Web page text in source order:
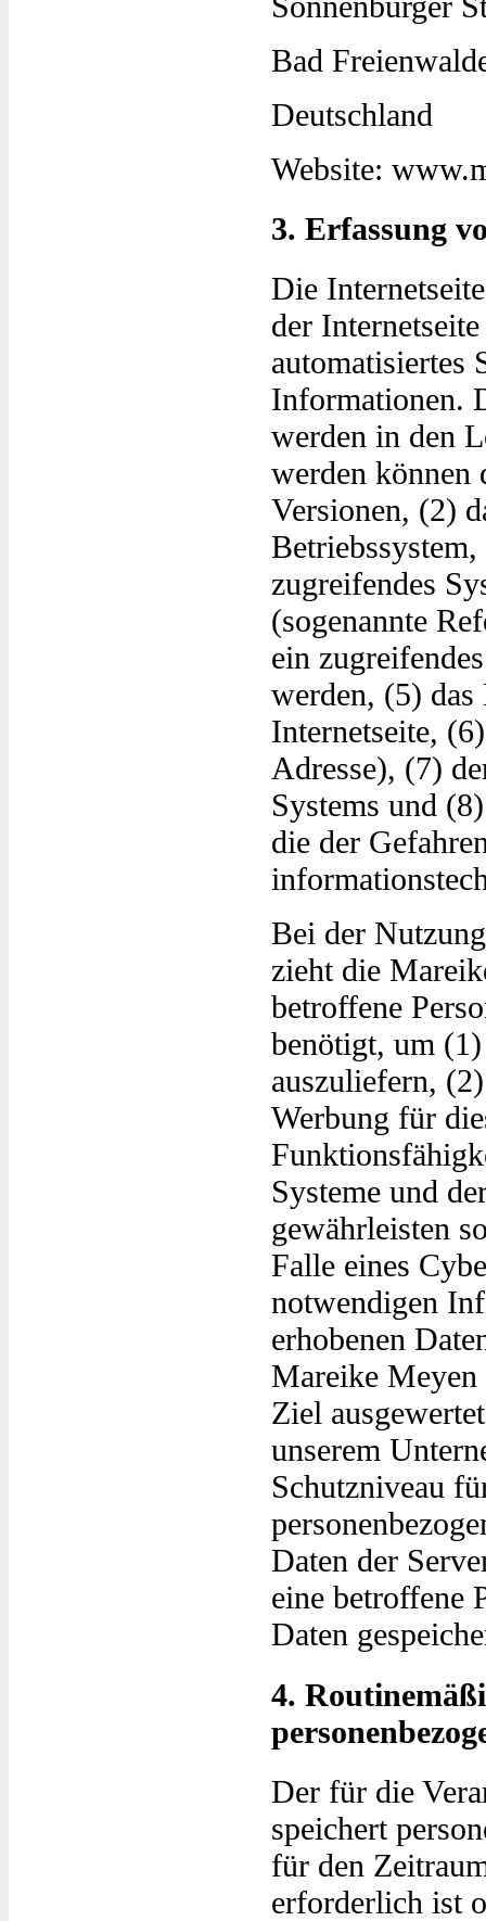
Bad
Deutschland
Website:
3. Erfassung
Die
der
automatisiertes
Informationen.
werden in den
werden können
Versionen, (2)
zugreifendes
(sogenannte
ein
werden, (5)
Internetseite,
Adresse), (7)
Systems und
die der
Bei der
zieht die
betroffene
benötigt, um
auszuliefern,
Werbung für
Systeme und
gewährleisten
Falle eines
notwendigen
erhobenen
Mareike Meyen
Ziel
unserem
Schutzniveau
Daten der
eine betroffene
Daten
4.
Der für die
speichert
für den
erforderlich ist